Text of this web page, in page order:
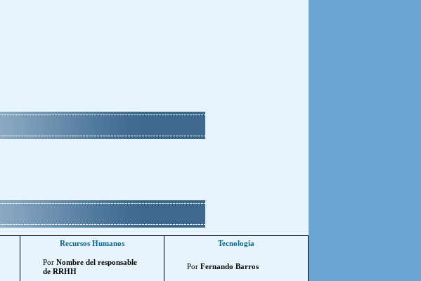
Recursos Humanos
Por Nombre del responsable
de RRHH
Tecnología
Por Fernando Barros